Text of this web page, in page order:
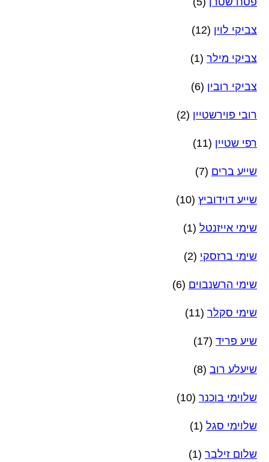
צביקי לוין (12)
צביקי מילר (1)
צביקי רובין (6)
רובי פוירשטיין (2)
רפי שטיין (11)
שייע ברים (7)
שייע דוידוביץ (10)
שימי אייזנטל (1)
שימי ברזסקי (2)
שימי הרשנבוים (6)
שימי סקלר (11)
שיע פריד (17)
שיעלע רוב (8)
שלוימי בוכנר (10)
שלוימי סגל (1)
שלום זילבר (1)